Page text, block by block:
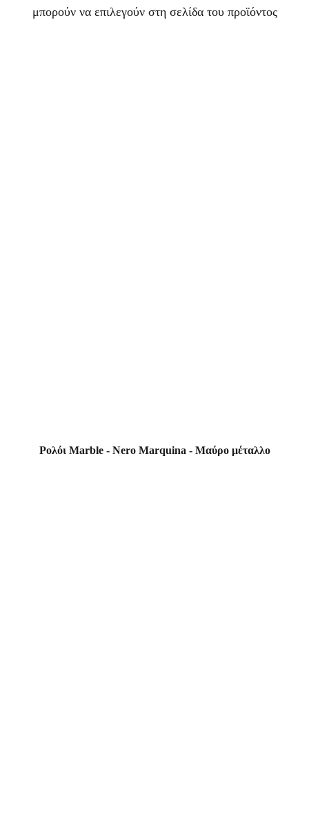
μπορούν να επιλεγούν στη σελίδα του προϊόντος
Ρολόι Marble - Nero Marquina - Μαύρο μέταλλο